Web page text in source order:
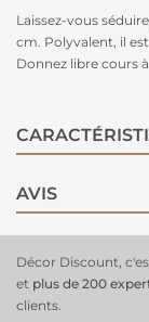
Laissez-vous
cm. Polyvalent, il
Donnez libre cours
AVIS
Décor Discount,
et plus de 200
clients.